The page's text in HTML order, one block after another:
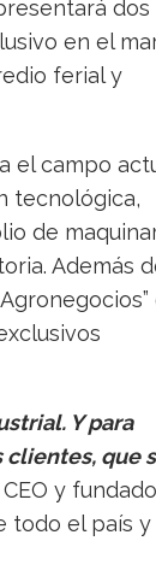
dos
en el
ferial y
el campo
tecnológica,
de
Además
Y para
clientes, que
y
todo el país y